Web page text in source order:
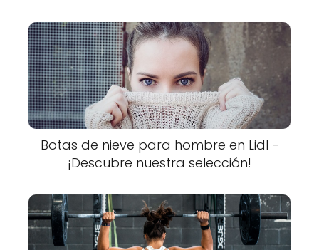
Botas de nieve para hombre en Lidl -
¡Descubre nuestra selección!